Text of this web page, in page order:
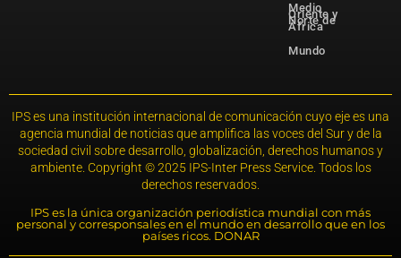
Medio
Oriente y
Norte de
África
Mundo
IPS es una institución internacional de comunicación cuyo eje es una
agencia mundial de noticias que amplifica las voces del Sur y de la
sociedad civil sobre desarrollo, globalización, derechos humanos y
ambiente. Copyright © 2025 IPS-Inter Press Service. Todos los
derechos reservados.
IPS es la única organización periodística mundial con más
personal y corresponsales en el mundo en desarrollo que en los
países ricos. DONAR